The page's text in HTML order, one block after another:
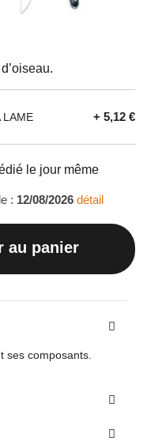
LAME + 5,12 €
le jour même
: 12/08/2026 détail
au panier
ses composants.